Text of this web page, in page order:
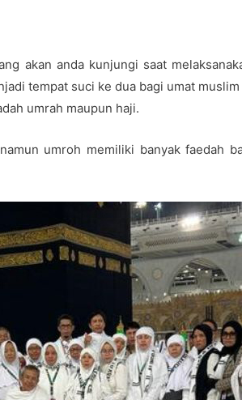
akan anda kunjungi saat
tempat suci ke dua bagi umat
umrah maupun haji.
umroh memiliki banyak faedah